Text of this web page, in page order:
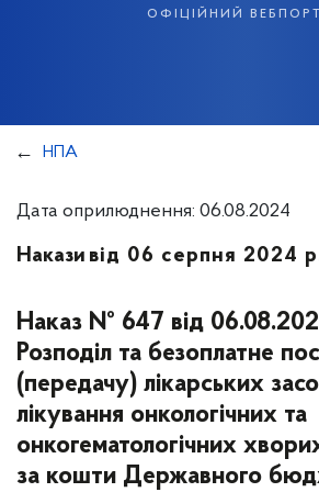
офіційний
НПА
Дата оприлюднення: 06.08.2024
Накази від 06 серпня 2024
Наказ № 647 від
Розподіл та безоплатне
(передачу) лікарських
лікування онкологічних та
онкогематологічних
за кошти Державного